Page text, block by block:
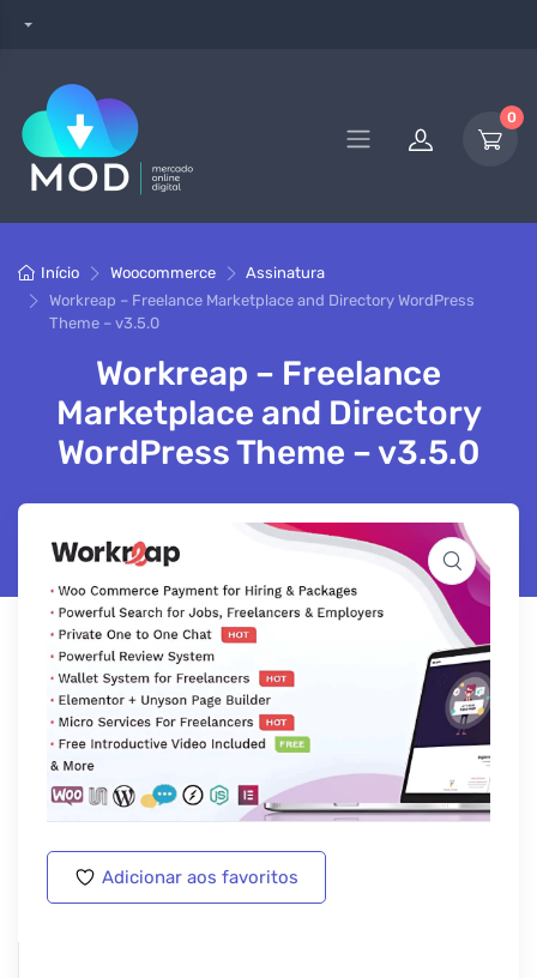
0
Início Woocommerce
Assinatura
Workreap – Freelance Marketplace and Directory WordPress
Theme – v3.5.0
Workreap – Freelance
Marketplace and Directory
WordPress Theme – v3.5.0
Adicionar aos favoritos